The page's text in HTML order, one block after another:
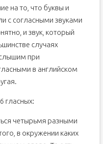
на то, что буквы и
с согласными звуками
и звук, который
случаях
при
в английском
гласных:
четырьмя разными
в окружении каких